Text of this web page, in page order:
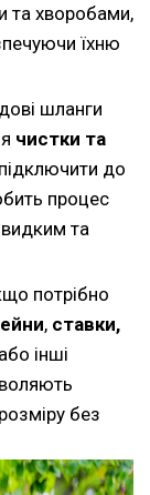
та хворобами,
їхню
шланги
чистки та
до
процес
та
потрібно
, ставки,
інші
без